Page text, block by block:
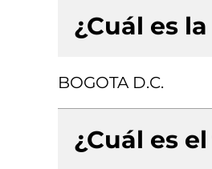
¿Cuál es
BOGOTA D.C.
¿Cuál es